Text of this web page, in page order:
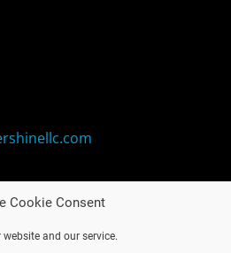
Cookie Consent
and our service.